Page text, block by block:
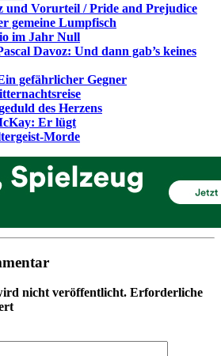
und Vorurteil / Pride and Prejudice
gemeine Lumpfisch
im Jahr Null
Davoz: Und dann gab’s keines
gefährlicher Gegner
des Herzens
Er lügt
Morde
nicht veröffentlicht. Erforderliche